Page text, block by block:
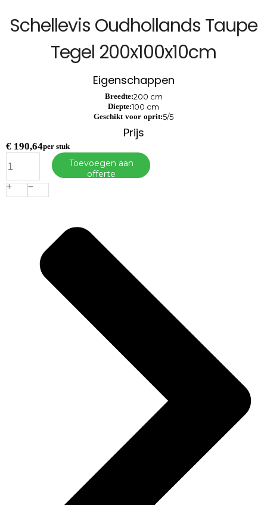
Schellevis Oudhollands Taupe
Tegel 200x100x10cm
Eigenschappen
Breedte:200 cm
Diepte:100 cm
Geschikt voor oprit:5/5
Prijs
€ 190,64per stuk
Oudhollands
Taupe
Tegel
200x100x10cm
Toevoegen aan
offerte